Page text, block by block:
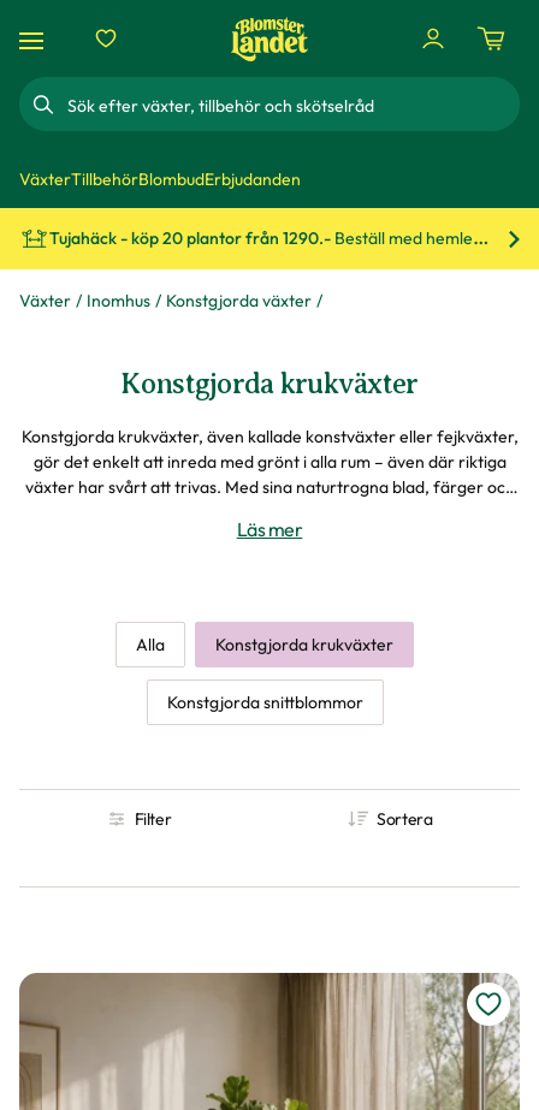
Sök
VäxterTillbehörBlombudErbjudanden
Tujahäck - köp 20 plantor från 1290.- Beställ med hemleverans!
Växter Inomhus Konstgjorda växter
Konstgjorda krukväxter
Konstgjorda krukväxter, även kallade konstväxter eller fejkväxter,
gör det enkelt att inreda med grönt i alla rum – även där riktiga
växter har svårt att trivas. Med sina naturtrogna blad, färger och
levande växter inte fungerar – som på kontor, i badrum eller
njuta av grönska utan skötsel.
Läs mer
Alla Konstgjorda krukväxter
Konstgjorda snittblommor
Filter Sortera